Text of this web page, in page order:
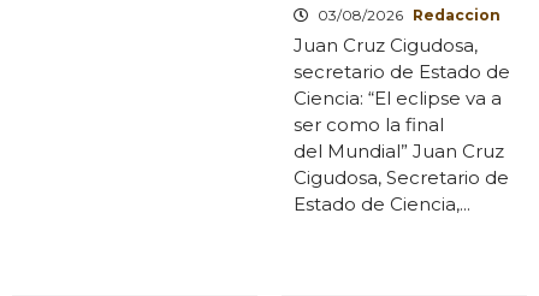
03/08/2026 Redaccion
Juan Cruz Cigudosa,
secretario de Estado de
Ciencia: “El eclipse va a
ser como la final
del Mundial” Juan Cruz
Cigudosa, Secretario de
Estado de Ciencia,...